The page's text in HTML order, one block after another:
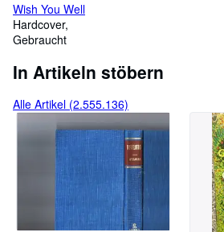
Wish You Well
Hardcover
Gebraucht
In Artikeln stöbern
Alle Artikel (2.555.136)